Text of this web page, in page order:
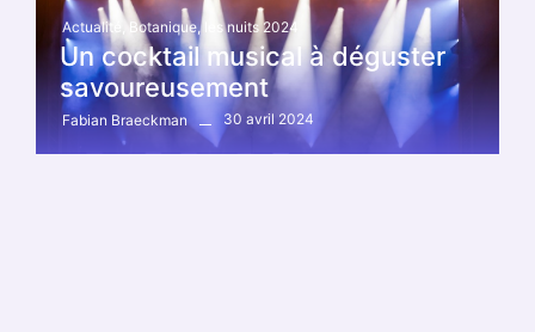
Actualité Botanique, les nuits 2024
Un cocktail musical à déguster
savoureusement
Fabian Braeckman 30 avril 2024